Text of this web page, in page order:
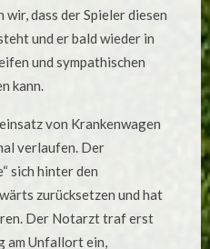
dass der Spieler diesen
und er bald wieder in
und sympathischen
kann.
von Krankenwagen
verlaufen. Der
sich hinter den
zurücksetzen und hat
Der Notarzt traf erst
am Unfallort ein,